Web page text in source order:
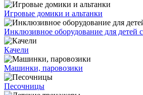
Игровые домики и альтанки
Инклюзивное оборудование для
Качели
Машинки, паровозики
Песочницы